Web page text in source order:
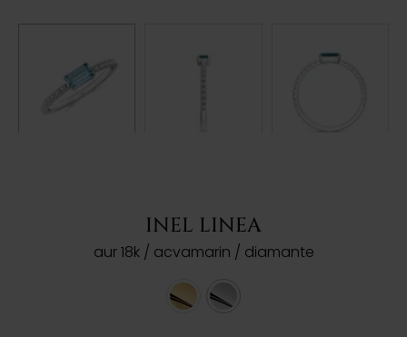
INEL LINEA
aur 18k / acvamarin / diamante